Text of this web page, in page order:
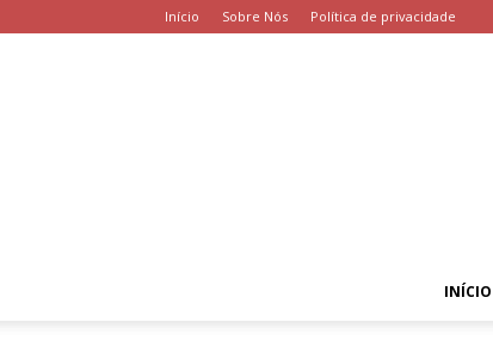
Início Sobre Nós Política de privacidade
INÍCIO